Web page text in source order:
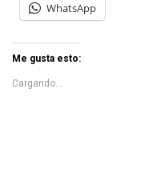
WhatsApp
Me gusta esto:
Cargando...